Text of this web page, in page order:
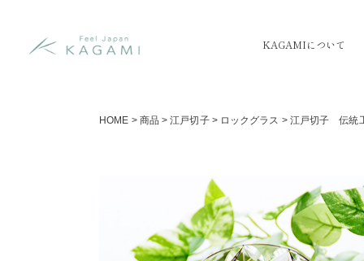
KAGAMIについて
HOME > 商品 >江戸切子> ロックグラス > 江戸切子 伝統